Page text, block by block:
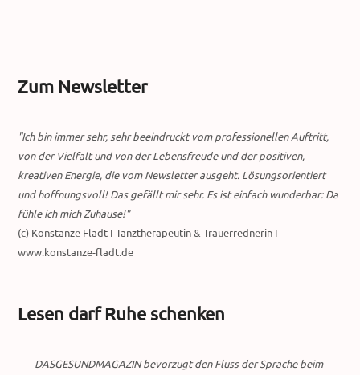
Zum Newsletter
"Ich bin immer sehr, sehr beeindruckt vom professionellen Auftritt,
von der Vielfalt und von der Lebensfreude und der positiven,
kreativen Energie, die vom Newsletter ausgeht. Lösungsorientiert
und hoffnungsvoll! Das gefällt mir sehr. Es ist einfach wunderbar: Da
fühle ich mich Zuhause!"
(c) Konstanze Fladt I Tanztherapeutin & Trauerrednerin I
www.konstanze-fladt.de
Lesen darf Ruhe schenken
DASGESUNDMAGAZIN bevorzugt den Fluss der Sprache beim